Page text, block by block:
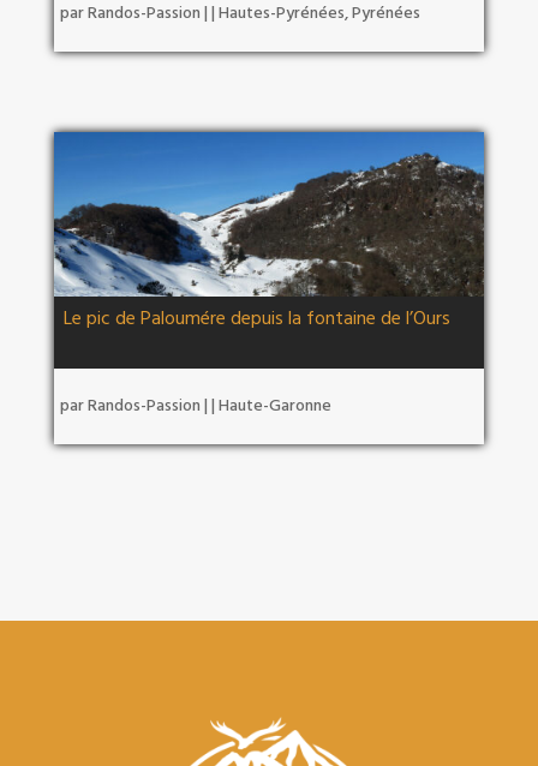
parRandos-Passion | | Hautes-Pyrénées,Pyrénées
Le pic de Paloumére depuis la fontaine de l’Ours
parRandos-Passion | | Haute-Garonne